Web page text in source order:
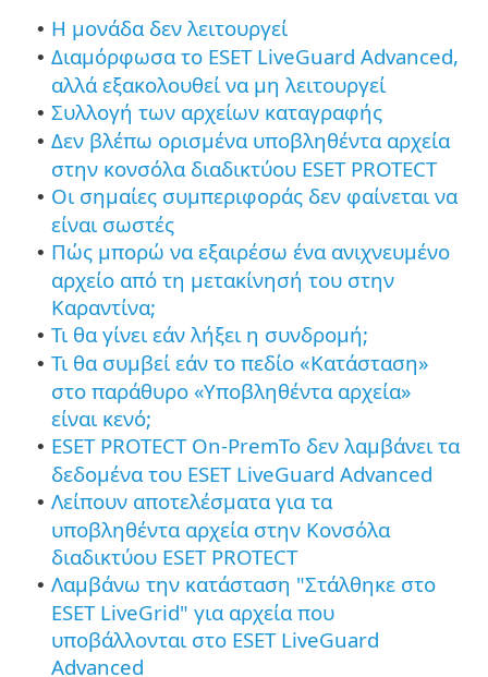
• Η μονάδα δεν λειτουργεί
• Διαμόρφωσα το ESET LiveGuard Advanced,
αλλά εξακολουθεί να μη λειτουργεί
• Συλλογή των αρχείων καταγραφής
• Δεν βλέπω ορισμένα υποβληθέντα αρχεία
στην κονσόλα διαδικτύου ESET PROTECT
• Οι σημαίες συμπεριφοράς δεν φαίνεται να
είναι σωστές
• Πώς μπορώ να εξαιρέσω ένα ανιχνευμένο
αρχείο από τη μετακίνησή του στην
Καραντίνα;
• Τι θα γίνει εάν λήξει η συνδρομή;
• Τι θα συμβεί εάν το πεδίο «Κατάσταση»
στο παράθυρο «Υποβληθέντα αρχεία»
είναι κενό;
• ESET PROTECT On-PremΤο δεν λαμβάνει τα
δεδομένα του ESET LiveGuard Advanced
• Λείπουν αποτελέσματα για τα
υποβληθέντα αρχεία στην Κονσόλα
διαδικτύου ESET PROTECT
• Λαμβάνω την κατάσταση "Στάλθηκε στο
ESET LiveGrid" για αρχεία που
υποβάλλονται στο ESET LiveGuard
Advanced